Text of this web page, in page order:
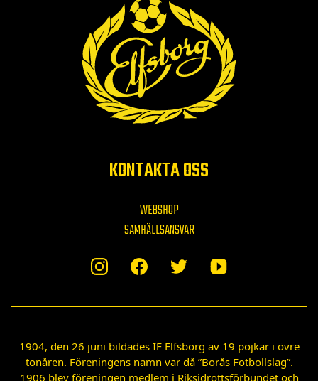
KONTAKTA OSS
WEBSHOP
SAMHÄLLSANSVAR
1904, den 26 juni bildades IF Elfsborg av 19 pojkar i övre
tonåren. Föreningens namn var då ”Borås Fotbollslag”.
1906 blev föreningen medlem i Riksidrottsförbundet och